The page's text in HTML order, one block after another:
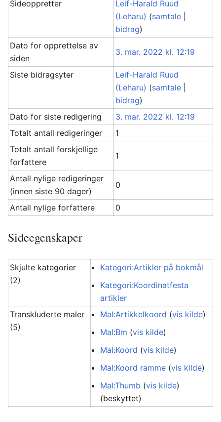
Sideoppretter
Leif-Harald Ruud
(Leharu) (samtale
bidrag)
Dato for opprettelse av
siden
3. mar. 2022 kl. 12:19
Siste bidragsyter
Leif-Harald Ruud
(Leharu) (samtale
bidrag)
Dato for siste redigering
3. mar. 2022 kl. 12:19
Totalt antall redigeringer
1
Totalt antall forskjellige
forfattere
1
Antall nylige redigeringer
(innen siste 90 dager)
0
Antall nylige forfattere 0
Sideegenskaper
Skjulte kategorier
(2)
Kategori:Artikler på bokmål
Kategori:Koordinatfesta
artikler
Transkluderte maler
(5)
Mal:Artikkelkoord (vis kilde)
Mal:Bm (vis kilde)
Mal:Koord (vis kilde)
Mal:Koord ramme (vis kilde)
Mal:Thumb (vis kilde)
(beskyttet)